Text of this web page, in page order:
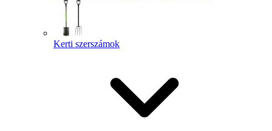
Kerti szerszámok